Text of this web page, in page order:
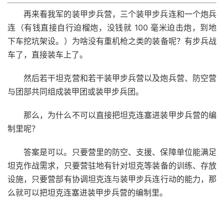
再来看我军的装甲步兵营，三个装甲步兵连和一个炮兵
连（有钱直接自行迫榴炮，没钱就 100 毫米迫击炮，到地
下车挖坑架设。）为啥没有重机枪之类的装备呢？有步兵战
车了，直接装车上了。
然后若干坦克营和若干装甲步兵营以及炮兵营、防空营
与团部共同组成装甲团或装甲步兵团。
那么，为什么不可以直接把坦克连塞进装甲步兵营的编
制里呢？
答案是可以。只要营里的防空、支援、保障单位能满足
坦克作战需求，只要营驻地有针对坦克等装备的训练、存放
设施，只要营部有协调坦克连与装甲步兵连行动的能力，那
么就可以把坦克连塞进装甲步兵营的编制里。